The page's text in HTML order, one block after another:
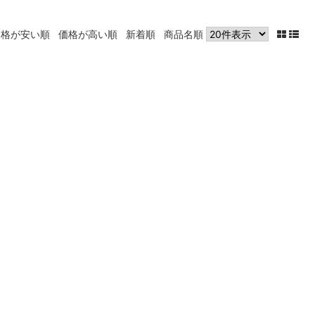
が安い順 価格が高い順 新着順 商品名順